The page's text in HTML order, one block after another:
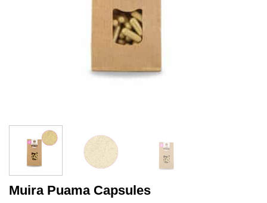
Muira Puama Capsules